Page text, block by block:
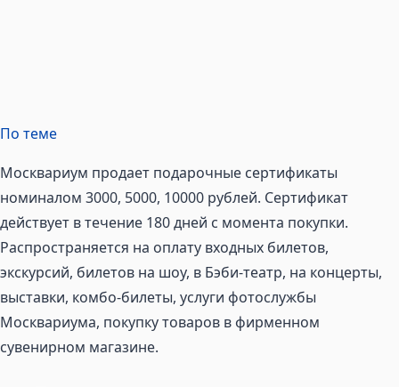
По теме
Москвариум продает подарочные сертификаты
номиналом 3000, 5000, 10000 рублей. Сертификат
действует в течение 180 дней с момента покупки.
Распространяется на оплату входных билетов,
экскурсий, билетов на шоу, в Бэби-театр, на концерты,
выставки, комбо-билеты, услуги фотослужбы
Москвариума, покупку товаров в фирменном
сувенирном магазине.